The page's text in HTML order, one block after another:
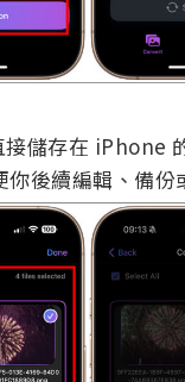
儲存在 iPhone
後續編輯、備份